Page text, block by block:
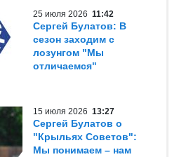
25 июля 2026 11:42
Сергей Булатов: В
сезон заходим с
лозунгом "Мы
отличаемся"
15 июля 2026 13:27
Сергей Булатов о
"Крыльях Советов":
Мы понимаем – нам